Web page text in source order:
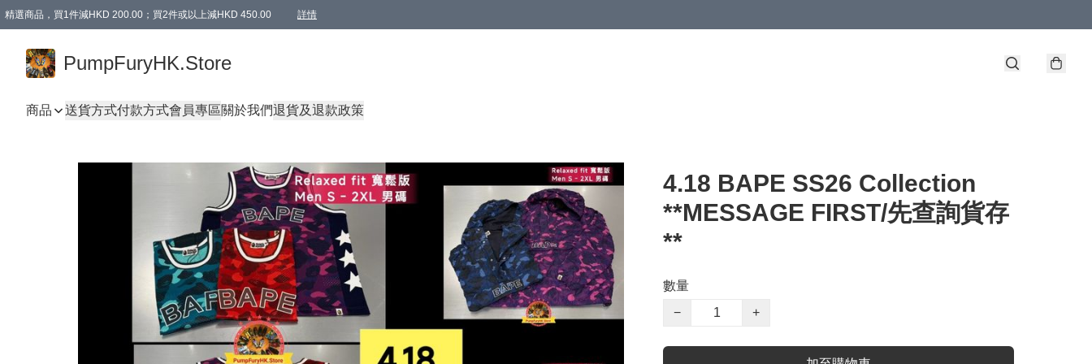
精選商品，買1件減HKD 200.00；買2件或以上減HKD 450.00 詳情
PumpFuryHK.Store
商品 送貨方式付款方式會員專區關於我們退貨及退款政策
4.18 BAPE SS26 Collection
**MESSAGE FIRST/先查詢貨存
**
數量
−
+